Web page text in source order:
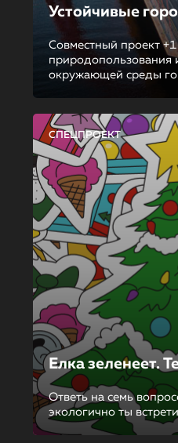
Устойчивые
Совместный проект
природопользования
окружающей среды
СПЕЦПРОЕКТ
Елка зеленеет.
Ответь на семь
экологично ты